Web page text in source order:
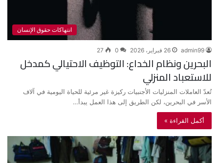
انتهاكات حقوق الإنسان
admin99 26 فبراير، 2026 0
27
البحرين ونظام الخداع: التوظيف الاحتيالي كمدخل
للاستعباد المنزلي
تُعدّ العاملات المنزليات الأجنبيات ركيزة غير مرئية للحياة اليومية في آلاف
الأسر في البحرين، لكن الطريق إلى هذا العمل يبدأ…
أكمل القراءة »